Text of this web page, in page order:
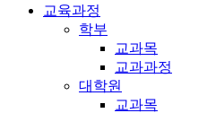
교육과정
학부
교과목
교과과정
대학원
교과목